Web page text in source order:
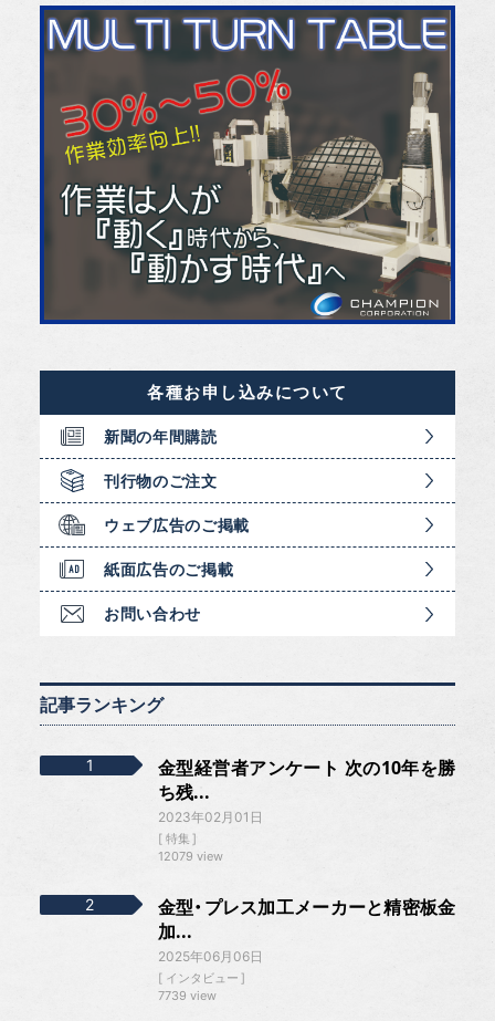
各種お申し込みについて
新聞の年間購読
刊行物のご注文
ウェブ広告のご掲載
紙面広告のご掲載
お問い合わせ
記事ランキング
金型経営者アンケート 次の10年を勝
ち残...
2023年02月01日
特集
12079 view
金型・プレス加工メーカーと精密板金
加...
2025年06月06日
インタビュー
7739 view